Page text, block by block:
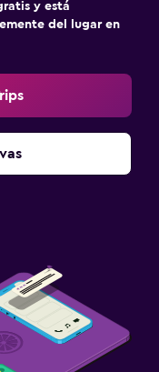
y está
del lugar en